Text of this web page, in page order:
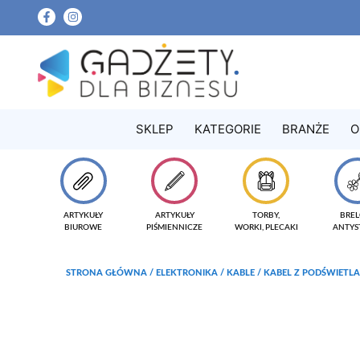
SKLEP KATEGORIE BRANŻE
ARTYKUŁY
BIUROWE
ARTYKUŁY
PIŚMIENNICZE
TORBY,
WORKI, PLECAKI
STRONA GŁÓWNA / ELEKTRONIKA / KABLE / KABEL Z